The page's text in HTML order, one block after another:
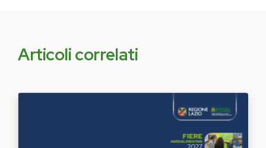
Articoli correlati